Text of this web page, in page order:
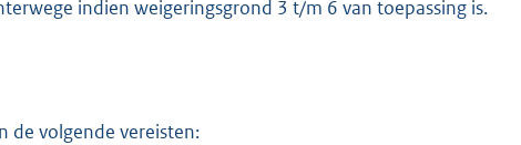
indien weigeringsgrond 3 t/m 6 van toepassing is.
de volgende vereisten: